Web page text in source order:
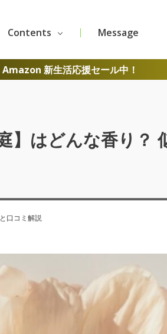
Contents Message
Amazon 新生活応援セール中！
】はどんな香り？
口コミ解説